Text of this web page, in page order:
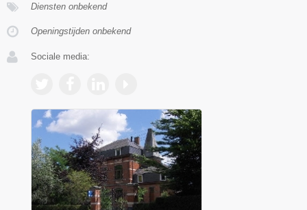
Diensten onbekend
Openingstijden onbekend
Sociale media: